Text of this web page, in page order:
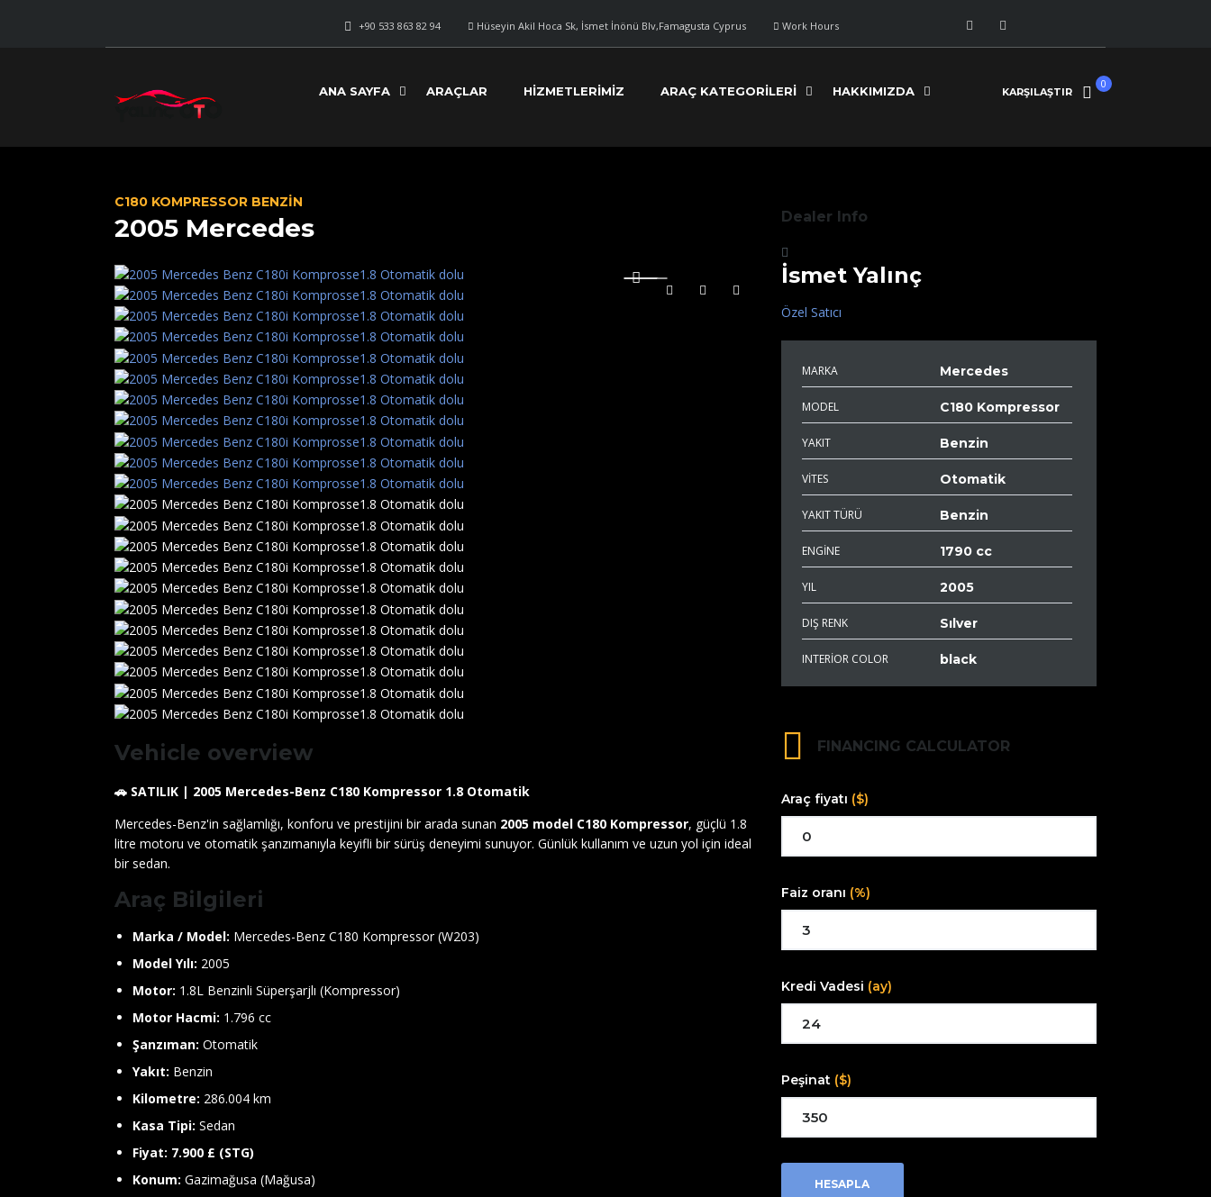
Work Hours
Hüseyin Akil Hoca Sk, İsmet İnönü Blv,Famagusta Cyprus
+90 533 863 82 94
KARŞILAŞTIR
0
ANA SAYFA ARAÇLAR HIZMETLERIMIZ ARAÇ KATEGORILERI HAKKIMIZDA
C180 KOMPRESSOR BENZIN
2005 Mercedes
Vehicle overview
🚗 SATILIK | 2005 Mercedes-Benz C180 Kompressor 1.8 Otomatik
Mercedes-Benz'in sağlamlığı, konforu ve prestijini bir arada sunan 2005 model C180 Kompressor, güçlü 1.8
litre motoru ve otomatik şanzımanıyla keyifli bir sürüş deneyimi sunuyor. Günlük kullanım ve uzun yol için ideal
bir sedan.
Araç Bilgileri
Marka / Model: Mercedes-Benz C180 Kompressor (W203)
Model Yılı: 2005
Motor: 1.8L Benzinli Süperşarjlı (Kompressor)
Motor Hacmi: 1.796 cc
Şanzıman: Otomatik
Yakıt: Benzin
Kilometre: 286.004 km
Kasa Tipi: Sedan
Fiyat: 7.900 £ (STG)
Konum: Gazimağusa (Mağusa)
Dealer Info
İsmet Yalınç
Özel Satıcı
MARKA Mercedes
MODEL C180 Kompressor
YAKIT Benzin
VITES Otomatik
YAKIT TÜRÜ Benzin
ENGINE 1790 cc
YIL 2005
DIŞ RENK Sılver
INTERIOR COLOR black
FINANCING CALCULATOR
Araç fiyatı ($)
Faiz oranı (%)
Kredi Vadesi (ay)
Peşinat ($)
HESAPLA